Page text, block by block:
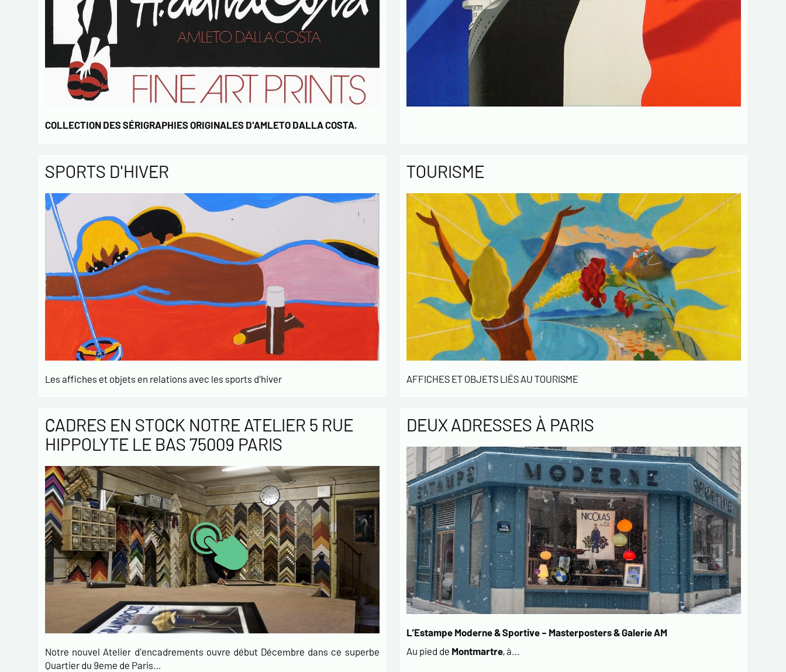
COLLECTION DES SÉRIGRAPHIES ORIGINALES D'AMLETO DALLA COSTA.
SPORTS D'HIVER
Les affiches et objets en relations avec les sports d'hiver
TOURISME
AFFICHES ET OBJETS LIÉS AU TOURISME
CADRES EN STOCK NOTRE ATELIER 5 RUE
HIPPOLYTE LE BAS 75009 PARIS
Notre nouvel Atelier d'encadrements ouvre début Décembre dans ce superbe
Quartier du 9eme de Paris…
DEUX ADRESSES À PARIS
L’Estampe Moderne & Sportive – Masterposters & Galerie AM
Au pied de Montmartre, à…